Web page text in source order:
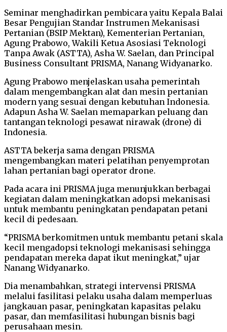
Seminar menghadirkan pembicara yaitu Kepala Balai
Besar Pengujian Standar Instrumen Mekanisasi
Pertanian (BSIP Mektan), Kementerian Pertanian,
Agung Prabowo, Wakili Ketua Asosiasi Teknologi
Tanpa Awak (ASTTA), Asha W. Saelan, dan Principal
Business Consultant PRISMA, Nanang Widyanarko.
Agung Prabowo menjelaskan usaha pemerintah
dalam mengembangkan alat dan mesin pertanian
modern yang sesuai dengan kebutuhan Indonesia.
Adapun Asha W. Saelan memaparkan peluang dan
tantangan teknologi pesawat nirawak (drone) di
Indonesia.
ASTTA bekerja sama dengan PRISMA
mengembangkan materi pelatihan penyemprotan
lahan pertanian bagi operator drone.
Pada acara ini PRISMA juga menunjukkan berbagai
kegiatan dalam meningkatkan adopsi mekanisasi
untuk membantu peningkatan pendapatan petani
kecil di pedesaan.
“PRISMA berkomitmen untuk membantu petani skala
kecil mengadopsi teknologi mekanisasi sehingga
pendapatan mereka dapat ikut meningkat,” ujar
Nanang Widyanarko.
Dia menambahkan, strategi intervensi PRISMA
melalui fasilitasi pelaku usaha dalam memperluas
jangkauan pasar, peningkatan kapasitas pelaku
pasar, dan memfasilitasi hubungan bisnis bagi
perusahaan mesin.